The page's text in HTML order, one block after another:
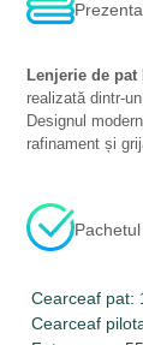
Lenjerie de
realizată dintr-
Designul
rafinament și
Cearceaf pat:
Cearceaf